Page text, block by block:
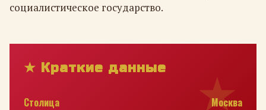
социалистическое государство.
★ Краткие данные
Столица
Москва